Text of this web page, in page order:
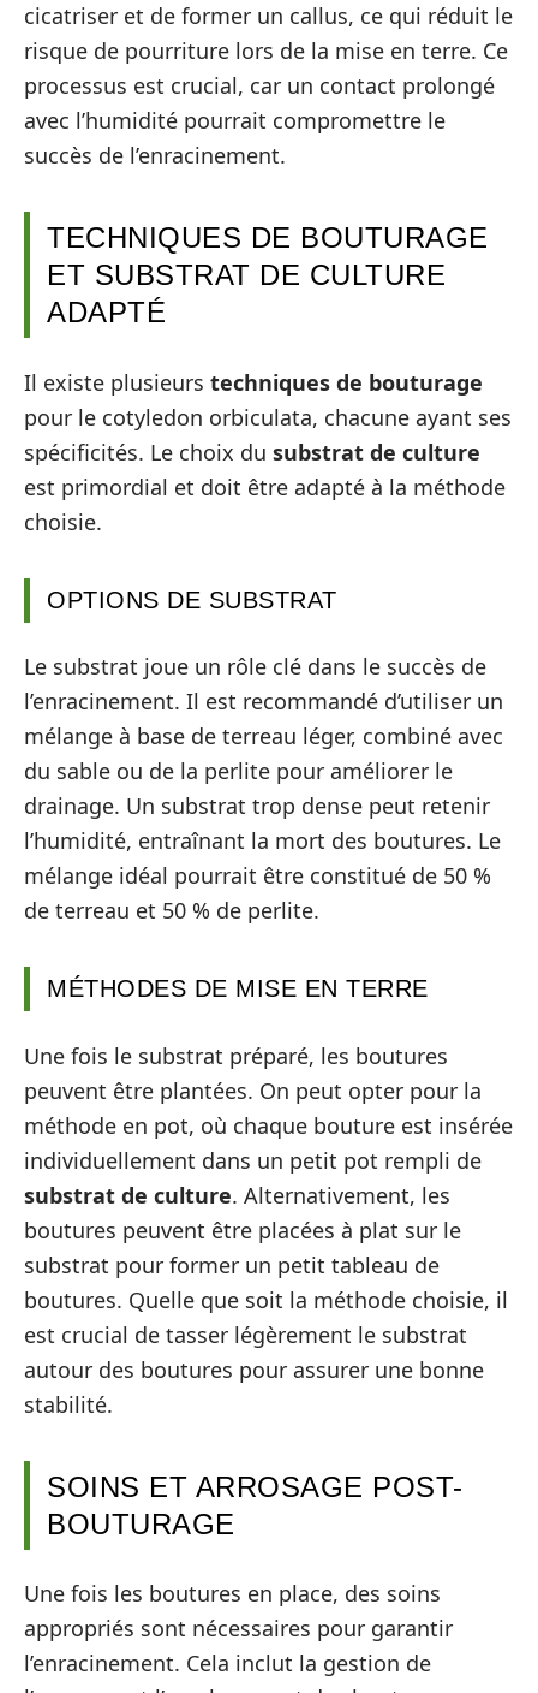
cicatriser et de former un callus, ce qui réduit le
risque de pourriture lors de la mise en terre. Ce
processus est crucial, car un contact prolongé
avec l’humidité pourrait compromettre le
succès de l’enracinement.
TECHNIQUES DE BOUTURAGE
ET SUBSTRAT DE CULTURE
ADAPTÉ
Il existe plusieurs techniques de bouturage
pour le cotyledon orbiculata, chacune ayant ses
spécificités. Le choix du substrat de culture
est primordial et doit être adapté à la méthode
choisie.
OPTIONS DE SUBSTRAT
Le substrat joue un rôle clé dans le succès de
l’enracinement. Il est recommandé d’utiliser un
mélange à base de terreau léger, combiné avec
du sable ou de la perlite pour améliorer le
drainage. Un substrat trop dense peut retenir
l’humidité, entraînant la mort des boutures. Le
mélange idéal pourrait être constitué de 50 %
de terreau et 50 % de perlite.
MÉTHODES DE MISE EN TERRE
Une fois le substrat préparé, les boutures
peuvent être plantées. On peut opter pour la
méthode en pot, où chaque bouture est insérée
individuellement dans un petit pot rempli de
substrat de culture. Alternativement, les
boutures peuvent être placées à plat sur le
substrat pour former un petit tableau de
boutures. Quelle que soit la méthode choisie, il
est crucial de tasser légèrement le substrat
autour des boutures pour assurer une bonne
stabilité.
SOINS ET ARROSAGE POST-
BOUTURAGE
Une fois les boutures en place, des soins
appropriés sont nécessaires pour garantir
l’enracinement. Cela inclut la gestion de